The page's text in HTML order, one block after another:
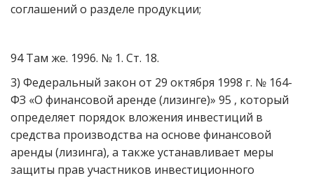
соглашений о разделе продукции;
94 Там же. 1996. № 1. Ст. 18.
3) Федеральный закон от 29 октября 1998 г. № 164-
ФЗ «О финансовой аренде (лизинге)» 95 , который
определяет порядок вложения инвестиций в
средства производства на основе финансовой
аренды (лизинга), а также устанавливает меры
защиты прав участников инвестиционного